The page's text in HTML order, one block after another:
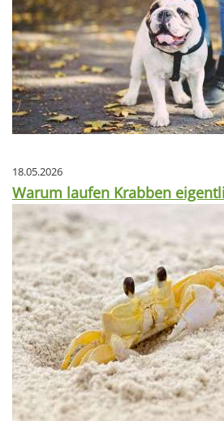
18.05.2026
Warum laufen Krabben